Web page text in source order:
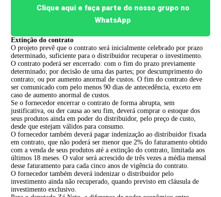
Clique aqui e faça parte do nosso grupo no
WhatsApp
Extinção do contrato
O projeto prevê que o contrato será inicialmente celebrado por prazo
determinado, suficiente para o distribuidor recuperar o investimento.
O contrato poderá ser encerrado: com o fim do prazo previamente
determinado; por decisão de uma das partes; por descumprimento do
contrato; ou por aumento anormal de custos. O fim do contrato deve
ser comunicado com pelo menos 90 dias de antecedência, exceto em
caso de aumento anormal de custos.
Se o fornecedor encerrar o contrato de forma abrupta, sem
justificativa, ou der causa ao seu fim, deverá comprar o estoque dos
seus produtos ainda em poder do distribuidor, pelo preço de custo,
desde que estejam válidos para consumo.
O fornecedor também deverá pagar indenização ao distribuidor fixada
em contrato, que não poderá ser menor que 2% do faturamento obtido
com a venda de seus produtos até a extinção do contrato, limitada aos
últimos 18 meses. O valor será acrescido de três vezes a média mensal
desse faturamento para cada cinco anos de vigência do contrato.
O fornecedor também deverá indenizar o distribuidor pelo
investimento ainda não recuperado, quando previsto em cláusula de
investimento exclusivo.